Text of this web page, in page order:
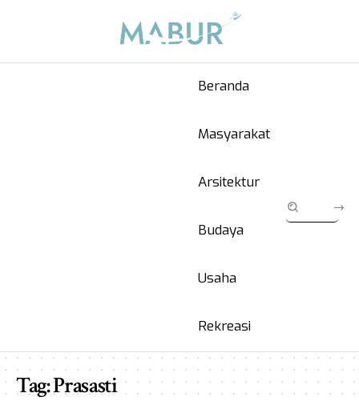
Beranda
Masyarakat
Arsitektur
Budaya
Usaha
Rekreasi
Tag:Prasasti